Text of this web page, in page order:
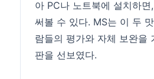
아 PC나 노트북에 설치하
써볼 수 있다. MS는 이 두
람들의 평가와 자체 보완을
판을 선보였다.